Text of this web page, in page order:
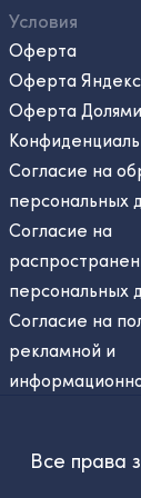
Условия
Оферта
Оферта
Оферта Долями
Согласие на
персональных
Согласие на
персональных
Согласие на
рекламной и
Все права